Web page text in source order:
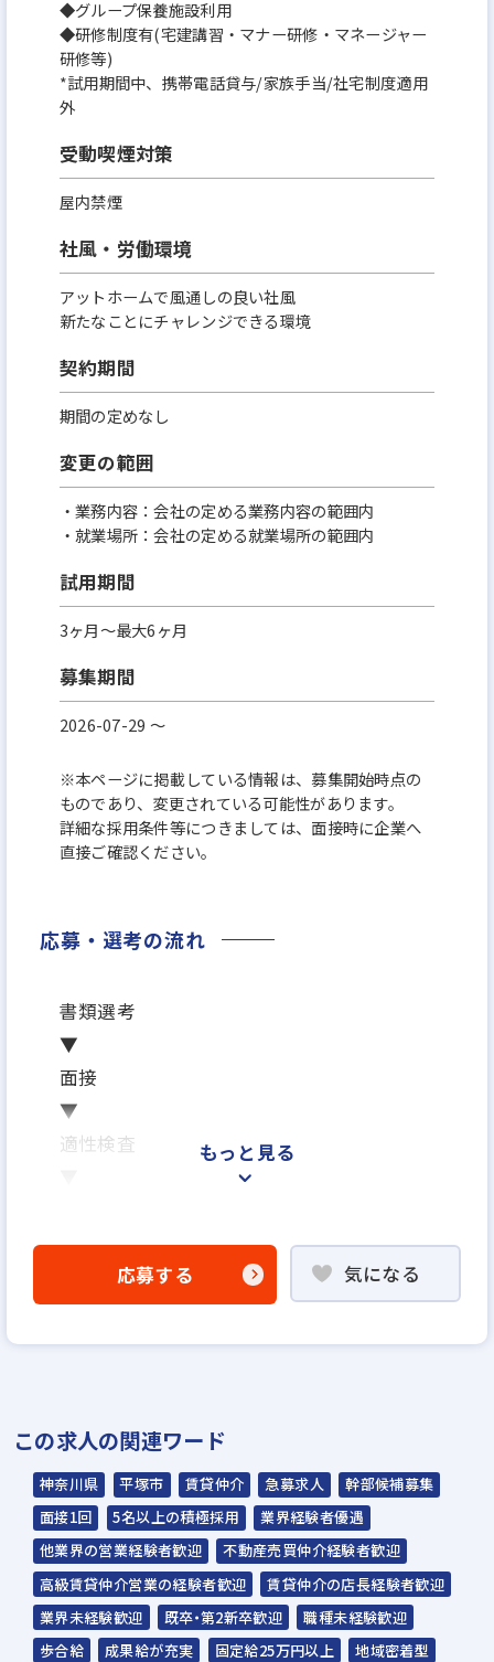
◆グループ保養施設利用
◆研修制度有(宅建講習・マナー研修・マネージャー
研修等)
*試用期間中、携帯電話貸与/家族手当/社宅制度適用
外
受動喫煙対策
屋内禁煙
社風・労働環境
アットホームで風通しの良い社風
新たなことにチャレンジできる環境
契約期間
期間の定めなし
変更の範囲
・業務内容：会社の定める業務内容の範囲内
・就業場所：会社の定める就業場所の範囲内
試用期間
3ヶ月～最大6ヶ月
募集期間
2026-07-29 〜
※本ページに掲載している情報は、募集開始時点の
ものであり、変更されている可能性があります。
詳細な採用条件等につきましては、面接時に企業へ
直接ご確認ください。
応募・選考の流れ
書類選考
▼
面接
▼
適性検査
※面接は場合により2回になる可能性がござ
※ご応募から内定までの期間は、2週間～1ヶ
月を予定しています
野球部 テニス部 忘年表彰式
もっと見る
応募する 気になる
この求人の関連ワード
神奈川県 平塚市 賃貸仲介 急募求人
幹部候補募集
面接1回
5名以上の積極採用
業界経験者優遇
他業界の営業経験者歓迎
不動産売買仲介経験者歓迎
高級賃貸仲介営業の経験者歓迎
賃貸仲介の店長経験者歓迎
業界未経験歓迎
既卒・第2新卒歓迎
職種未経験歓迎
歩合給
成果給が充実 固定給25万円以上
地域密着型